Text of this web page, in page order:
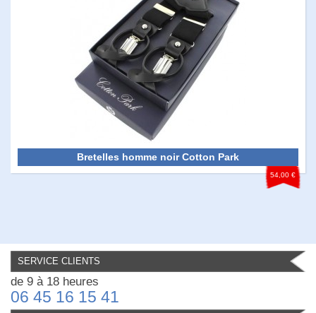
Bretelles homme noir Cotton Park
54,00 €
SERVICE CLIENTS
de 9 à 18 heures
06 45 16 15 41